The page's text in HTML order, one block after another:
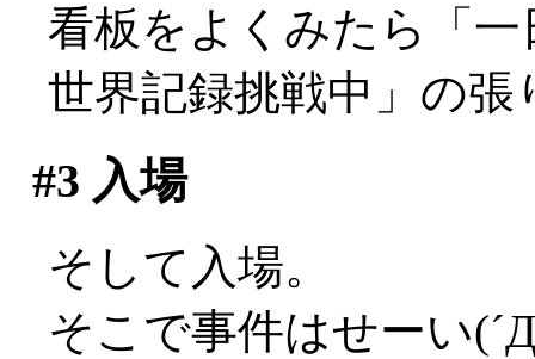
看板をよくみたら「
世界記録挑戦中」の
#3 入場
そして入場。
そこで事件はせーい